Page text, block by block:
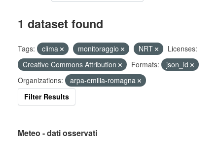
1 dataset found
Tags: clima monitoraggio NRT
Licenses:
Creative Commons Attribution
Formats:
json_ld
Organizations:
arpa-emilia-romagna
Filter Results
Meteo - dati osservati